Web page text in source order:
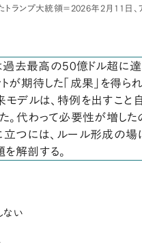
ンプ大統領＝2026年2月11日、ア
去最高の50億ドル超に達
が期待した「成果」を得ら
モデルは、特例を出すこと
代わって必要性が増した
立つには、ルール形成の場
解剖する。
ない